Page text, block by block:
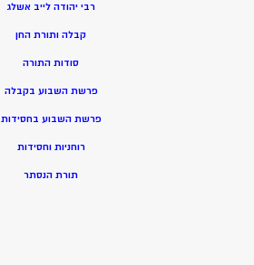
רבי יהודה לייב אשלג
קבלה ותורת החן
סודות התורה
פרשת השבוע בקבלה
פרשת השבוע בחסידות
רוחניות וחסידות
תורת הנסתר